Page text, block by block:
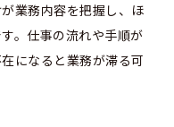
業務内容を把握し、ほ
。仕事の流れや手順が
になると業務が滞る可